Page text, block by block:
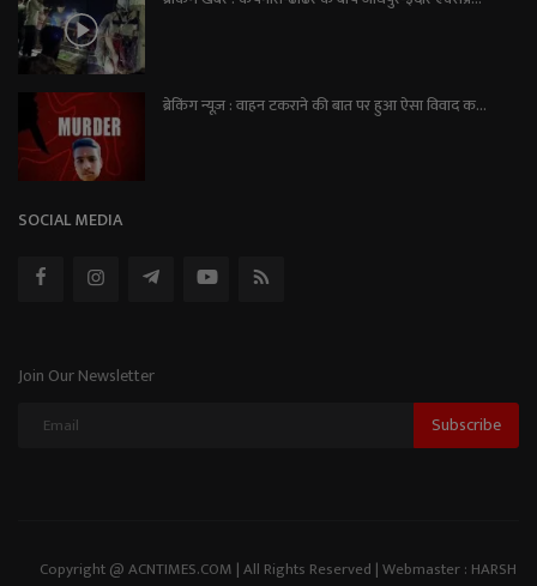
ब्रेकिंग न्यूज़ : वाहन टकराने की बात पर हुआ ऐसा विवाद क...
SOCIAL MEDIA
Join Our Newsletter
Subscribe
Copyright @ ACNTIMES.COM | All Rights Reserved | Webmaster : HARSH